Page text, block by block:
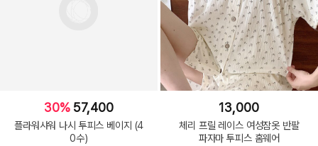
30% 57,400
플라워샤워 나시 투피스 베이지 (4
0수)
13,000
체리 프릴 레이스 여성잠옷 반팔
파자마 투피스 홈웨어